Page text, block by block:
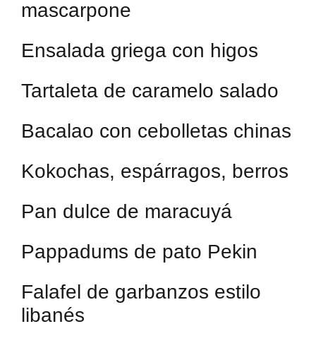
mascarpone
Ensalada griega con higos
Tartaleta de caramelo salado
Bacalao con cebolletas chinas
Kokochas, espárragos, berros
Pan dulce de maracuyá
Pappadums de pato Pekin
Falafel de garbanzos estilo
libanés